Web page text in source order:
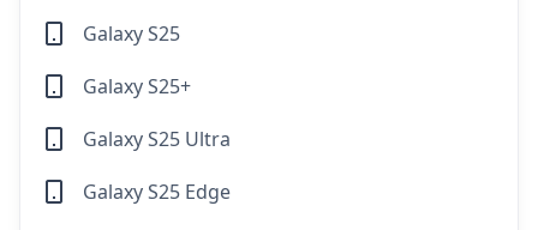
Galaxy S25
Galaxy S25+
Galaxy S25 Ultra
Galaxy S25 Edge